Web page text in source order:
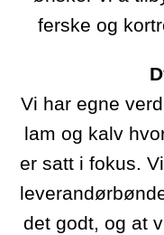
ferske og
Vi har egne
lam og kalv
er satt i fokus.
det godt, og at